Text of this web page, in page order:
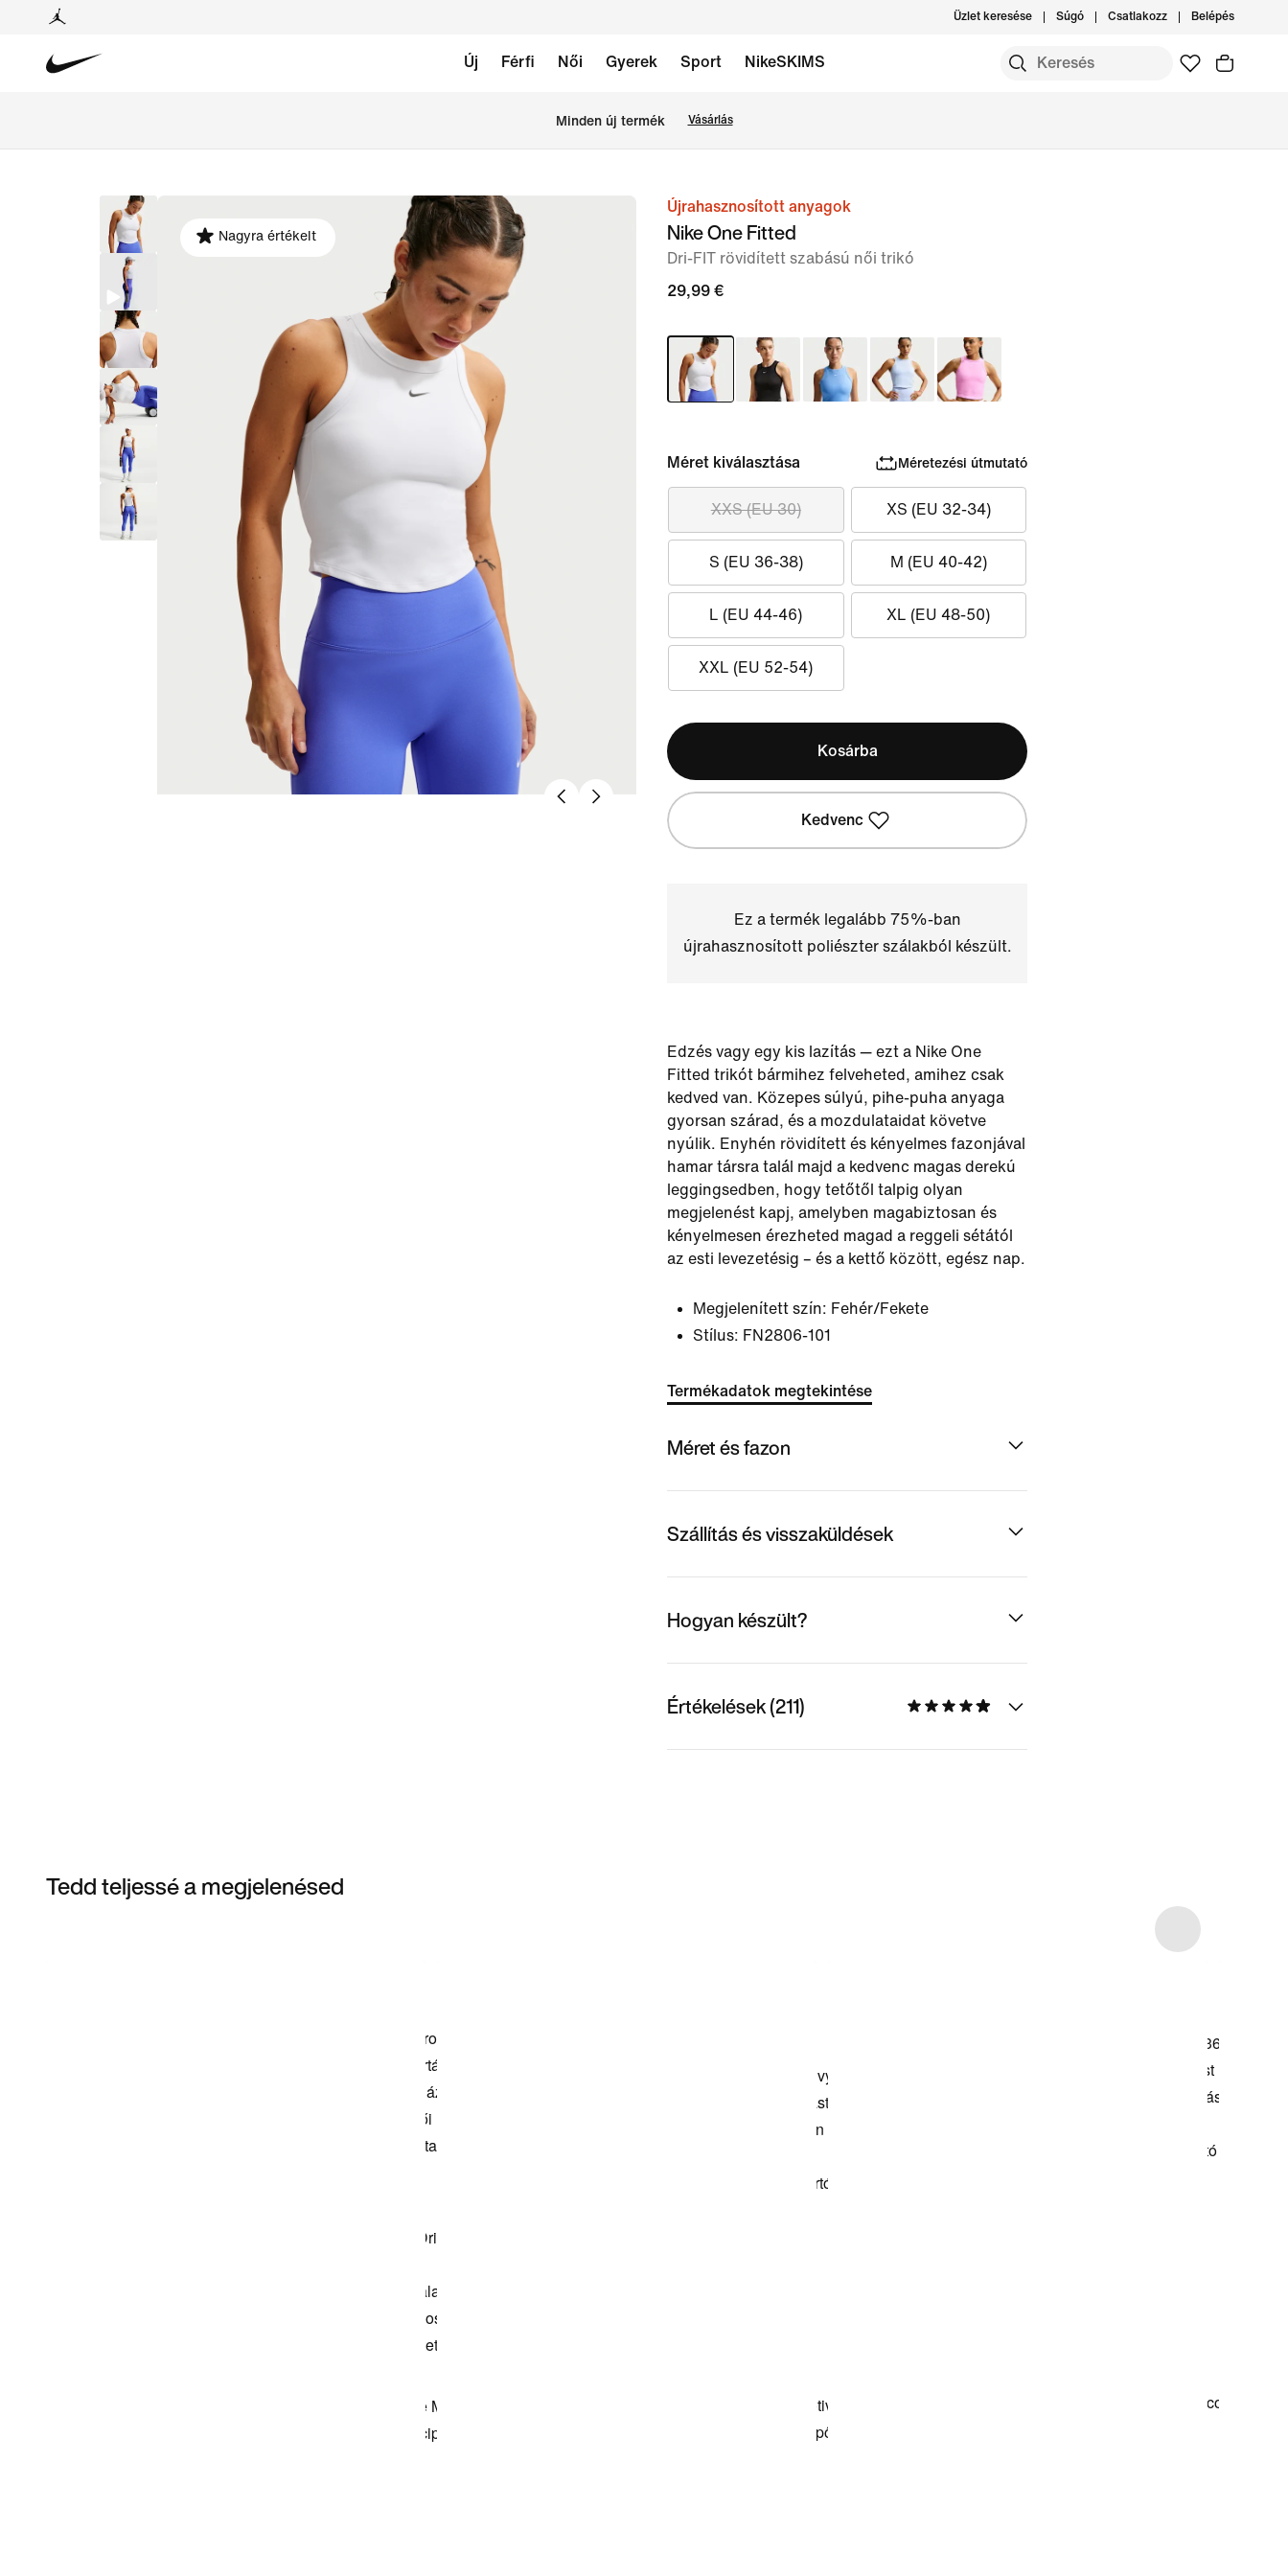
Üzlet keresése Súgó Csatlakozz Belépés
Új Férfi Női Gyerek Sport NikeSKIMS
Minden új termék Vásárlás
Nagyra értékelt
Újrahasznosított anyagok
Nike One Fitted
Dri-FIT rövidített szabású női trikó
29,99 €
Méret kiválasztása Méretezési útmutató
XXS (EU 30) XS (EU 32-34)
S (EU 36-38) M (EU 40-42)
L (EU 44-46) XL (EU 48-50)
XXL (EU 52-54)
Kosárba
Kedvenc
Ez a termék legalább 75%-ban
újrahasznosított poliészter szálakból készült.
Edzés vagy egy kis lazítás — ezt a Nike One
Fitted trikót bármihez felveheted, amihez csak
kedved van. Közepes súlyú, pihe-puha anyaga
gyorsan szárad, és a mozdulataidat követve
nyúlik. Enyhén rövidített és kényelmes fazonjával
hamar társra talál majd a kedvenc magas derekú
leggingsedben, hogy tetőtől talpig olyan
megjelenést kapj, amelyben magabiztosan és
kényelmesen érezheted magad a reggeli sétától
az esti levezetésig – és a kettő között, egész nap.
Megjelenített szín: Fehér/Fekete
Stílus: FN2806-101
Termékadatok megtekintése
Méret és fazon
Szállítás és visszaküldések
Hogyan készült?
Értékelések (211)
Tedd teljessé a megjelenésed